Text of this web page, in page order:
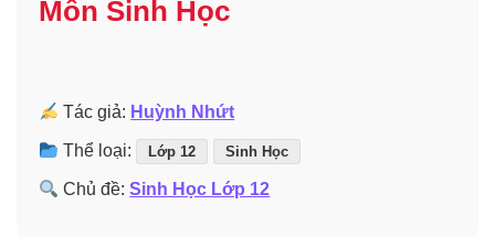
Môn Sinh Học
Tác giả: Huỳnh Nhứt
Thể loại: Lớp 12 Sinh Học
Chủ đề:Sinh Học Lớp 12